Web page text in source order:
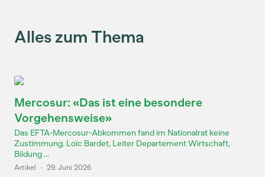
Alles zum Thema
Mercosur: «Das ist eine besondere
Vorgehensweise»
Das EFTA-Mercosur-Abkommen fand im Nationalrat keine
Zustimmung. Loïc Bardet, Leiter Departement Wirtschaft,
Bildung ...
Artikel · 29. Juni 2026